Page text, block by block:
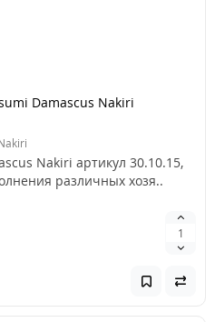
Damascus Nakiri
Nakiri артикул 30.10.15,
различных хозя..